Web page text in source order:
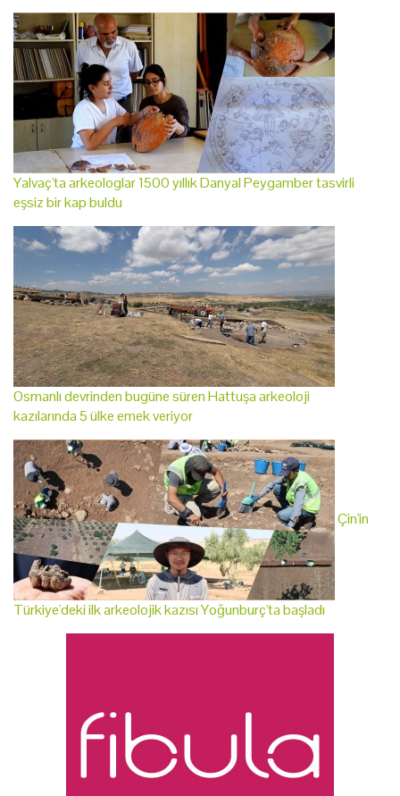
Yalvaç'ta arkeologlar 1500 yıllık Danyal Peygamber tasvirli
eşsiz bir kap buldu
Osmanlı devrinden bugüne süren Hattuşa arkeoloji
kazılarında 5 ülke emek veriyor
Çin'in
Türkiye'deki ilk arkeolojik kazısı Yoğunburç'ta başladı